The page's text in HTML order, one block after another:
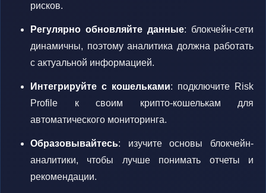
рисков.
Регулярно обновляйте данные: блокчейн-сети
динамичны, поэтому аналитика должна работать
с актуальной информацией.
Интегрируйте с кошельками: подключите Risk
Profile к своим крипто-кошелькам для
автоматического мониторинга.
Образовывайтесь: изучите основы блокчейн-
аналитики, чтобы лучше понимать отчеты и
рекомендации.